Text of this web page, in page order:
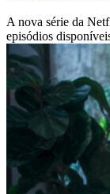
A nova série da
episódios